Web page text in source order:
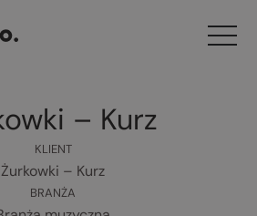
– Kurz
KLIENT
Żurkowki – Kurz
BRANŻA